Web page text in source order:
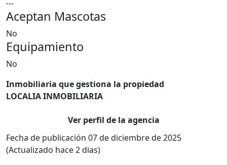
---
Aceptan Mascotas
No
Equipamiento
No
Inmobiliaria que gestiona la propiedad
LOCALIA INMOBILIARIA
Ver perfil de la agencia
Fecha de publicación 07 de diciembre de 2025
(Actualizado hace 2 dias)